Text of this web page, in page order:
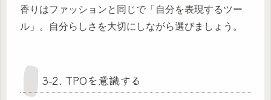
香りはファッションと同じで「自分を表現するツー
ル」。自分らしさを大切にしながら選びましょう。
3-2. TPOを意識する